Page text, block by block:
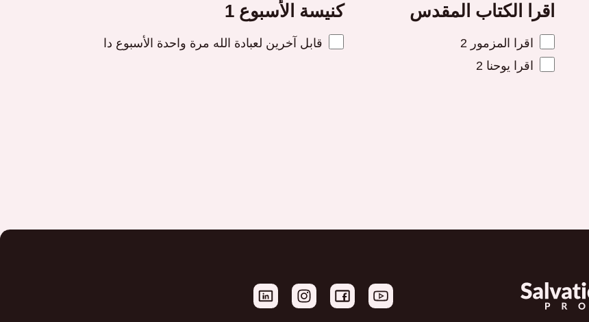
اقرا الكتاب المقدس
اقرا المزمور 2
اقرا يوحنا 2
كنيسة الأسبوع 1
قابل آخرين لعبادة الله مرة واحدة الأسبوع دا